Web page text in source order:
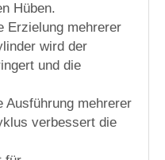
Hüben.
Erzielung mehrerer
wird der
und die
Ausführung mehrerer
verbessert die